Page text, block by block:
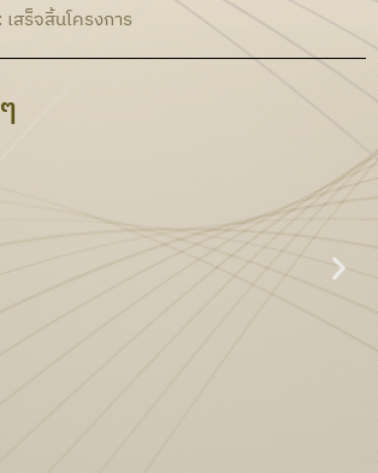
: เสร็จสิ้นโครงการ
ไพรม์ไฮท์เพอร์ตี้